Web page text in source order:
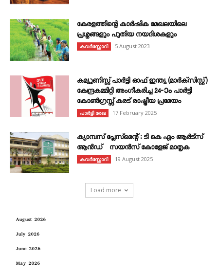
കേരളത്തിന്റെ കാർഷിക മേഖലയിലെ
പ്രശ്നങ്ങളും പുതിയ നയദിശകളും
കവര്‍സ്റ്റോറി 5 August 2023
കമ്യൂണിസ്റ്റ് പാർട്ടി ഓഫ് ഇന്ത്യ (മാർക്സിസ്റ്റ്)
കേന്ദ്രകമ്മിറ്റി അംഗീകരിച്ച 24‐ാം പാർട്ടി
കോൺഗ്രസ്സ് കരട് രാഷ്ട്രീയ പ്രമേയം
പാർട്ടി രേഖ 17 February 2025
ക്യാമ്പസ് പ്ലേസ്മെന്റ് : ടി കെ എം ആർട്സ്
ആൻഡ് സയൻസ് കോളേജ് മാതൃക
കവര്‍സ്റ്റോറി 19 August 2025
Load more
August 2026
July 2026
June 2026
May 2026